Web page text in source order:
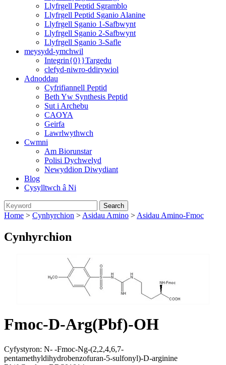
Llyfrgell Peptid Sgramblo
Llyfrgell Peptid Sganio Alanine
Llyfrgell Sganio 1-Safbwynt
Llyfrgell Sganio 2-Safbwynt
Llyfrgell Sganio 3-Safle
meysydd-ymchwil
Integrin{0}}Targedu
clefyd-niwro-ddirywiol
Adnoddau
Cyfrifiannell Peptid
Beth Yw Synthesis Peptid
Sut i Archebu
CAOYA
Geirfa
Lawrlwythwch
Cwmni
Am Biorunstar
Polisi Dychwelyd
Newyddion Diwydiant
Blog
Cysylltwch â Ni
Home > Cynhyrchion > Asidau Amino > Asidau Amino-Fmoc
Cynhyrchion
Fmoc-D-Arg(Pbf)-OH
Cyfystyron: N- -Fmoc-Ng-(2,2,4,6,7-
pentamethyldihydrobenzofuran-5-sulfonyl)-D-arginine